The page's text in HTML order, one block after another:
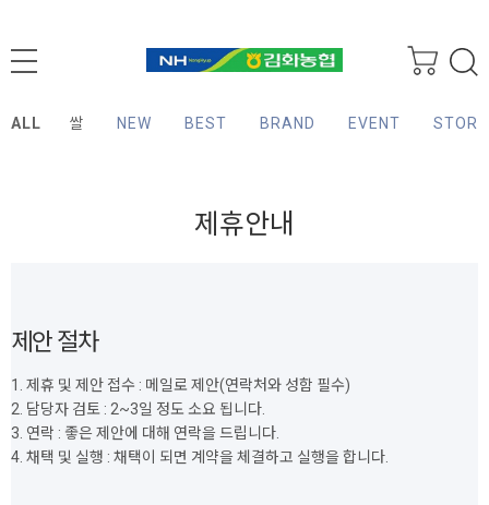
ALL 쌀 NEW BEST BRAND EVENT STORY
제휴안내
제안 절차
1. 제휴 및 제안 접수 : 메일로 제안(연락처와 성함 필수)
2. 담당자 검토 : 2~3일 정도 소요 됩니다.
3. 연락 : 좋은 제안에 대해 연락을 드립니다.
4. 채택 및 실행 : 채택이 되면 계약을 체결하고 실행을 합니다.